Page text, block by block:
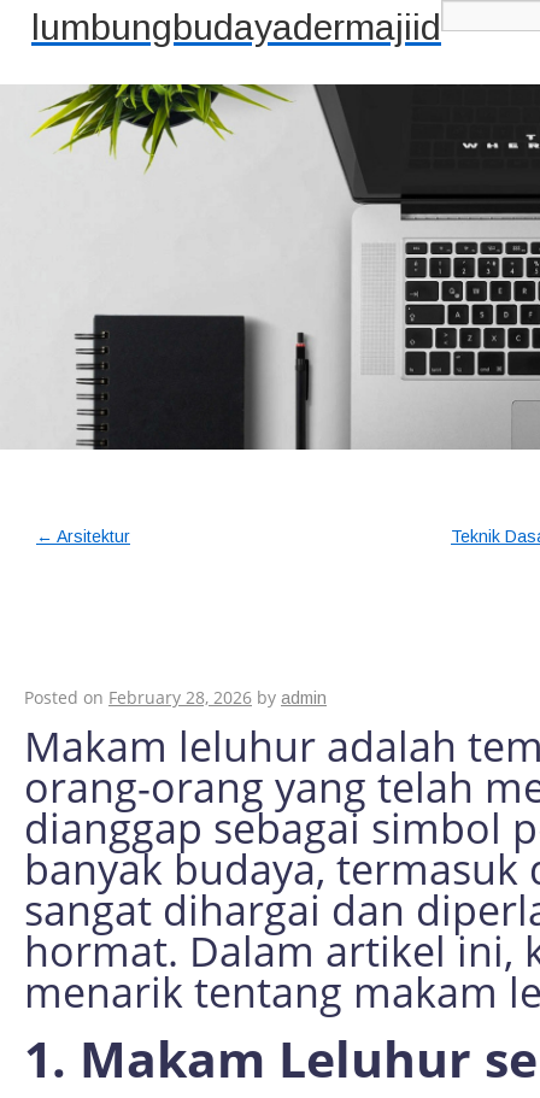
lumbungbudayadermajiid
← Arsitektur Teknik
Posted on February 28, 2026 by admin
Makam leluhur adalah
orang-orang yang telah
dianggap sebagai simbol
banyak budaya,
sangat dihargai dan
hormat. Dalam artikel ini,
menarik tentang makam
1. Makam Leluhur